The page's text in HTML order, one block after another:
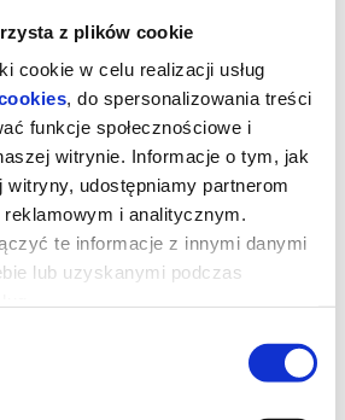
z plików cookie
cookie w celu realizacji usług
, do spersonalizowania treści
funkcje społecznościowe i
witrynie. Informacje o tym, jak
udostępniamy partnerom
reklamowym i analitycznym.
te informacje z innymi danymi
lub uzyskanymi podczas
najlepszy amerykański film lat 70.,
Uwielbiamy kino Elaine May i
w nim zakochali. Mikey i Nicky dumnie
SpoilerMastera jako jeden z
czasów.
kina lat 70., które w Polsce
trwały aż 110 dni, nakręconego
dużo, a montaż zajął dwa lata.
Elaine May o dwóch przyjaciołach i